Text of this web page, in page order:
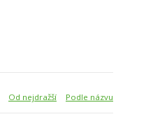
Od nejdražší Podle názvu